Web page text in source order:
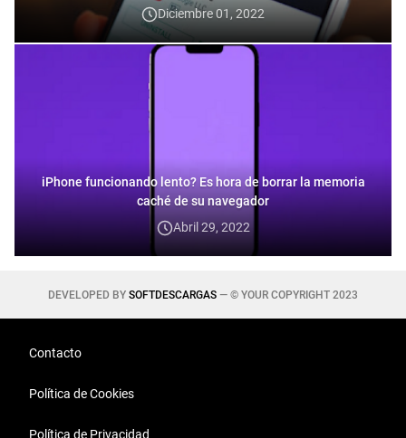
Diciembre 01, 2022
iPhone funcionando lento? Es hora de borrar la memoria
caché de su navegador
Abril 29, 2022
DEVELOPED BY SOFTDESCARGAS — © YOUR COPYRIGHT 2023
Contacto
Política de Cookies
Política de Privacidad